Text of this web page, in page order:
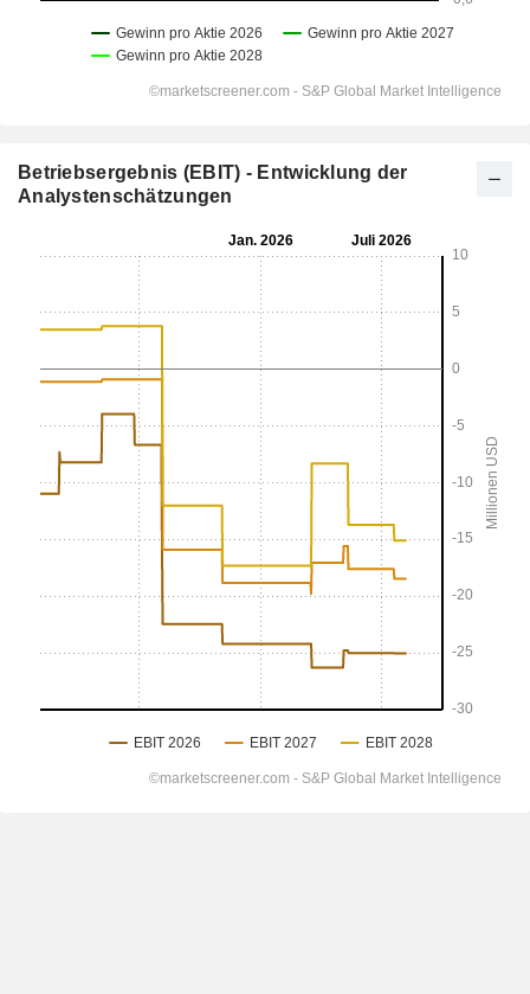
Betriebsergebnis (EBIT) - Entwicklung der
Analystenschätzungen